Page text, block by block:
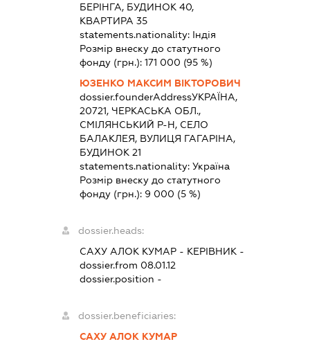
БЕРІНГА, БУДИНОК 40,
КВАРТИРА 35
statements.nationality: Індія
Розмір внеску до статутного
фонду (грн.): 171 000 (95 %)
ЮЗЕНКО МАКСИМ ВІКТОРОВИЧ
dossier.founderAddressУКРАЇНА,
20721, ЧЕРКАСЬКА ОБЛ.,
СМІЛЯНСЬКИЙ Р-Н, СЕЛО
БАЛАКЛЕЯ, ВУЛИЦЯ ГАГАРІНА,
БУДИНОК 21
statements.nationality: Україна
Розмір внеску до статутного
фонду (грн.): 9 000 (5 %)
dossier.heads:
САХУ АЛОК КУМАР- КЕРІВНИК-
dossier.from 08.01.12
dossier.position -
dossier.beneficiaries:
САХУ АЛОК КУМАР